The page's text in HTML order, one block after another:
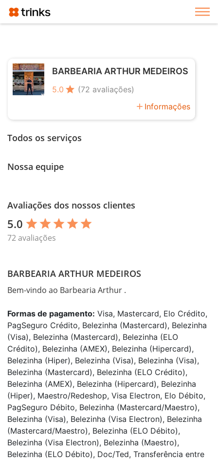
BARBEARIA ARTHUR MEDEIROS
5.0 star (72 avaliações)
add Informações
Todos os serviços
Nossa equipe
Avaliações dos nossos clientes
5.0 star star star star star
72 avaliações
BARBEARIA ARTHUR MEDEIROS
Bem-vindo ao Barbearia Arthur .
Formas de pagamento: Visa, Mastercard, Elo Crédito,
PagSeguro Crédito, Belezinha (Mastercard), Belezinha
(Visa), Belezinha (Mastercard), Belezinha (ELO
Crédito), Belezinha (AMEX), Belezinha (Hipercard),
Belezinha (Hiper), Belezinha (Visa), Belezinha (Visa),
Belezinha (Mastercard), Belezinha (ELO Crédito),
Belezinha (AMEX), Belezinha (Hipercard), Belezinha
(Hiper), Maestro/Redeshop, Visa Electron, Elo Débito,
PagSeguro Débito, Belezinha (Mastercard/Maestro),
Belezinha (Visa), Belezinha (Visa Electron), Belezinha
(Mastercard/Maestro), Belezinha (ELO Débito),
Belezinha (Visa Electron), Belezinha (Maestro),
Belezinha (ELO Débito), Doc/Ted, Transferência entre